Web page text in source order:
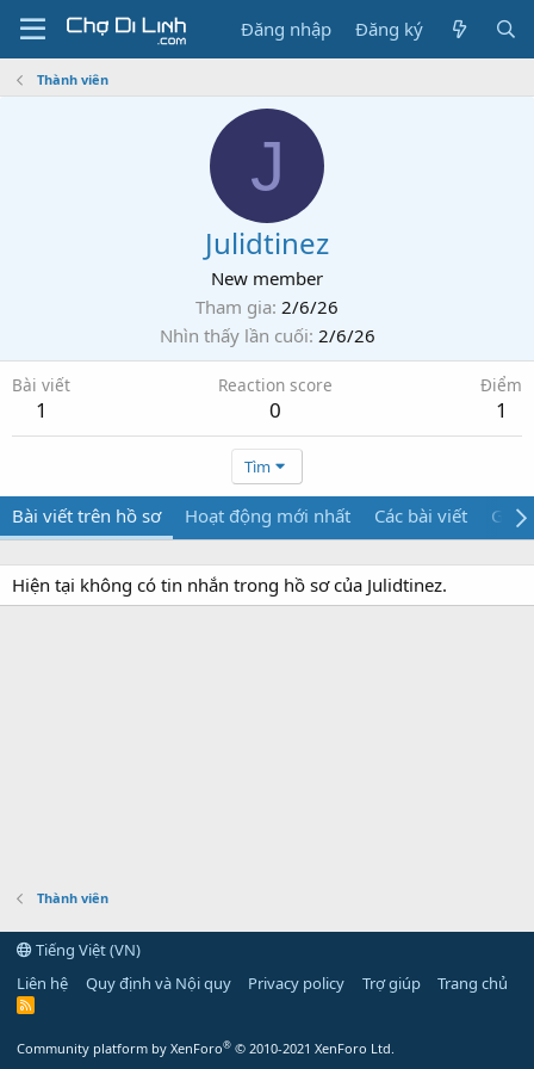
Đăng nhập Đăng ký
Thành viên
J
Julidtinez
New member
Tham gia 2/6/26
Nhìn thấy lần cuối 2/6/26
Bài viết
1
Reaction score
0
Điểm
1
Tìm
Bài viết trên hồ sơ Hoạt động mới nhất Các bài viết Giới
Hiện tại không có tin nhắn trong hồ sơ của Julidtinez.
Thành viên
Tiếng Việt (VN)
Liên hệ
Quy định và Nội quy Privacy policy Trợ giúp Trang chủ
R
Community platform by XenForo® © 2010-2021 XenForo Ltd.